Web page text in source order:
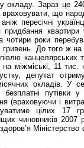
окладу. Зараз це
що
пересічні
чотири роки
гривень. До того ж
канцелярських
міжміські, 11 тис.
депутат
окладів. У
путівки
(враховуючи і
цілих 17
чиновників 2007
Міністерство